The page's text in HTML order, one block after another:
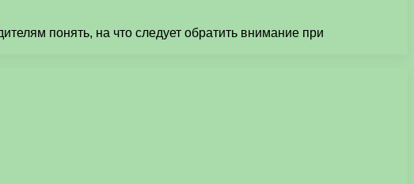
понять, на что следует обратить внимание при